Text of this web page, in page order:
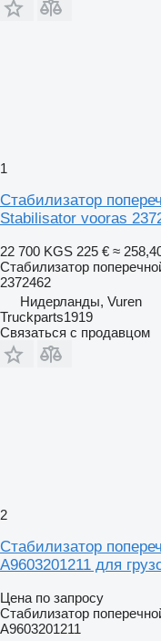
1
Стабилизатор
Stabilisator vooras
22 700 KGS 225 € ≈
Стабилизатор
2372462
Нидерланды, Vuren
Truckparts1919
Связаться с продавцом
2
Стабилизатор
A9603201211 для
Цена по запросу
Стабилизатор
A9603201211